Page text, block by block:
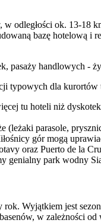
w odległości ok. 13-
bazę hotelową
pasaży handlowych -
typowych dla
tu hoteli niż
(leżaki parasole,
gór mogą
oraz Puerto de la
park wodny
Wyjątkiem jest
w zależności